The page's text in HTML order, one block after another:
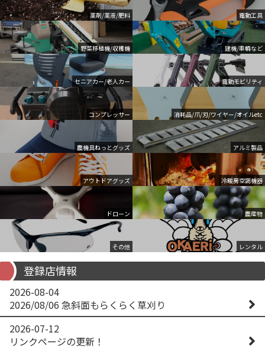
薬剤/薬液/肥料 電動工具
野菜移植機/収穫機 建機/車輌など
セニアカー/老人カー 電動モビリティ
コンプレッサー 消耗品/爪/刃/ワイヤー/オイルetc
農機具ねっとグッズ アルミ製品
アウトドアグッズ 冷暖房空調機器
ドローン 農産物
その他 レンタル
登録店情報
2026-08-04
2026/08/06 急斜面もらくらく草刈り
2026-07-12
リンクページの更新！